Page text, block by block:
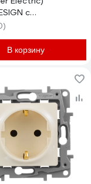
с
16А, бежевый
В корзину